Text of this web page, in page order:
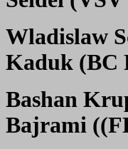
Wladislaw
Kaduk (BC
Bashan
Bajrami